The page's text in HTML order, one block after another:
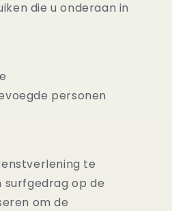
die u onderaan in
personen
te
surfgedrag op de
om de